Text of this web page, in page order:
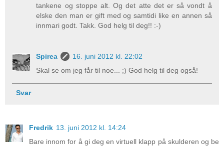
tankene og stoppe alt. Og det atte det er så vondt å
elske den man er gift med og samtidi like en annen så
innmari godt. Takk. God helg til deg!! :-)
Spirea
16. juni 2012 kl. 22:02
Skal se om jeg får til noe... ;) God helg til deg også!
Svar
Fredrik 13. juni 2012 kl. 14:24
Bare innom for å gi deg en virtuell klapp på skulderen og be